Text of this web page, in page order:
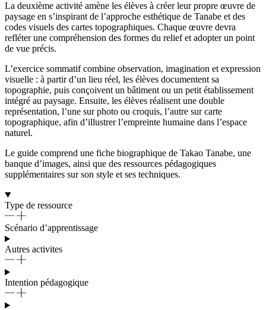
La deuxième activité amène les élèves à créer leur propre œuvre de
paysage en s’inspirant de l’approche esthétique de Tanabe et des
codes visuels des cartes topographiques. Chaque œuvre devra
refléter une compréhension des formes du relief et adopter un point
de vue précis.
L’exercice sommatif combine observation, imagination et expression
visuelle : à partir d’un lieu réel, les élèves documentent sa
topographie, puis conçoivent un bâtiment ou un petit établissement
intégré au paysage. Ensuite, les élèves réalisent une double
représentation, l’une sur photo ou croquis, l’autre sur carte
topographique, afin d’illustrer l’empreinte humaine dans l’espace
naturel.
Le guide comprend une fiche biographique de Takao Tanabe, une
banque d’images, ainsi que des ressources pédagogiques
supplémentaires sur son style et ses techniques.
Type de ressource
Scénario d’apprentissage
Autres activites
Intention pédagogique